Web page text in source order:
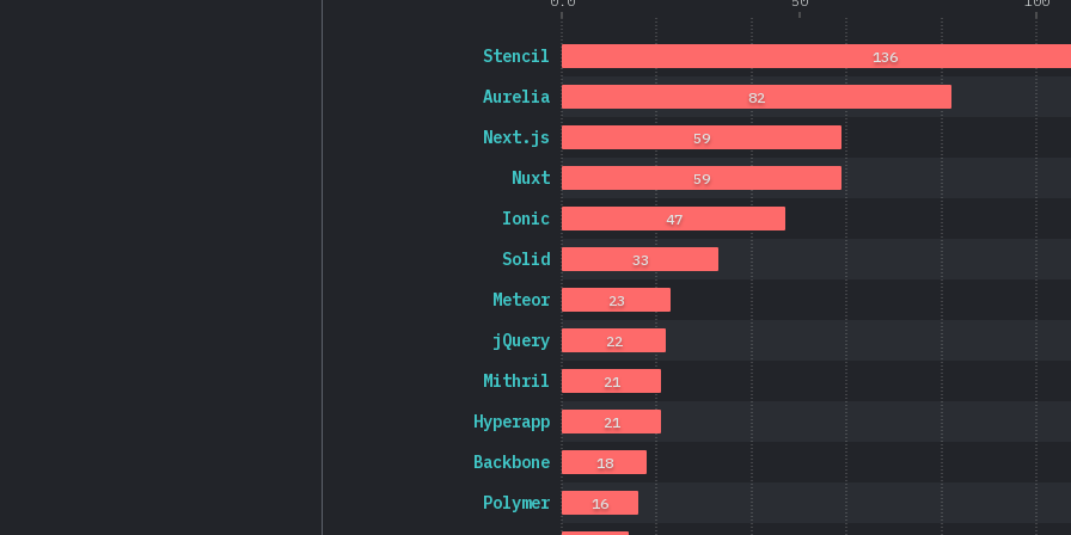
Polymer
Backbone
Hyperapp
Mithril
jQuery
Meteor
Solid
Ionic
Nuxt
Next.js
Aurelia
Stencil
16
18
21
21
22
23
33
47
59
59
82
136